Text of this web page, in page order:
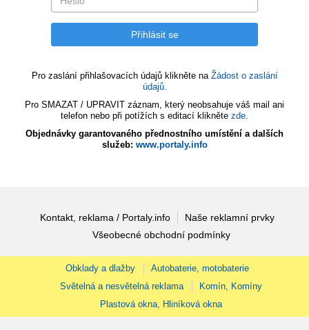
Pro zaslání přihlašovacích údajů klikněte na Žádost o zaslání
údajů.
Pro SMAZAT / UPRAVIT záznam, který neobsahuje váš mail ani
telefon nebo při potížích s editací klikněte zde.
Objednávky garantovaného přednostního umístění a dalších
služeb: www.portaly.info
Kontakt, reklama / Portaly.info
Naše reklamní prvky
Všeobecné obchodní podmínky
Obklady a dlažby
Autobaterie, motobaterie
Světelná a nesvětelná reklama
Komín, Komíny
Plastová okna, Hliníková okna